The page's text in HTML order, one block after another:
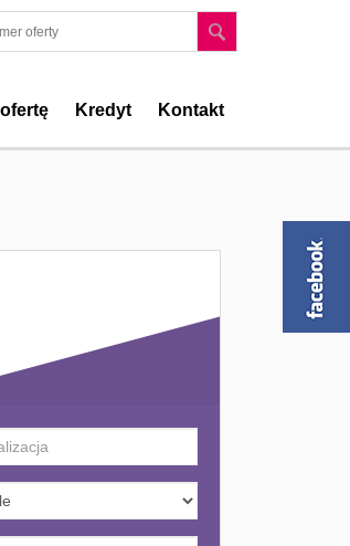
Kredyt Kontakt